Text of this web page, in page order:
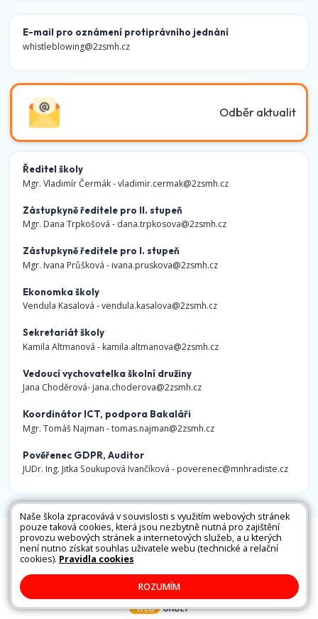
E-mail pro oznámení protiprávního jednání
whistleblowing@2zsmh.cz
Odběr aktualit
Ředitel školy
Mgr. Vladimír Čermák -vladimir.cermak@2zsmh.cz
Zástupkyně ředitele pro II. stupeň
Mgr. Dana Trpkošová - dana.trpkosova@2zsmh.cz
Zástupkyně ředitele pro I. stupeň
Mgr. Ivana Průšková -ivana.pruskova@2zsmh.cz
Ekonomka školy
Vendula Kasalová -vendula.kasalova@2zsmh.cz
Sekretariát školy
Kamila Altmanová -kamila.altmanova@2zsmh.cz
Vedoucí vychovatelka školní družiny
Jana Choděrová-jana.choderova@2zsmh.cz
Koordinátor ICT, podpora Bakaláři
Mgr. Tomáš Najman -tomas.najman@2zsmh.cz
Pověřenec GDPR, Auditor
JUDr. Ing. Jitka Soukupová Ivančíková -poverenec@mnhradiste.cz
Všechna práva vyhrazena. Copyright © 2026 |
Mapa stránek|Kontakty|Přihlásit|Prohlášení
o přístupnosti|
Naše škola zpracovává v souvislosti s využitím webových stránek
pouze taková cookies, která jsou nezbytně nutná pro zajištění
provozu webových stránek a internetových služeb, a u kterých
není nutno získat souhlas uživatele webu (technické a relační
cookies). Pravidla cookies
ROZUMÍM